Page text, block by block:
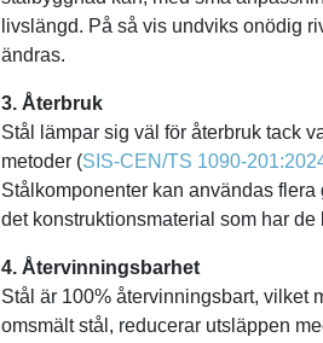
livslängd. På så vis undviks onödig
ändras.
3. Återbruk
Stål lämpar sig väl för återbruk tack
metoder (SIS-CEN/TS 1090-
Stålkomponenter kan användas
det konstruktionsmaterial som har
4. Återvinningsbarhet
Stål är 100% återvinningsbart, vilket
omsmält stål, reducerar utsläppen